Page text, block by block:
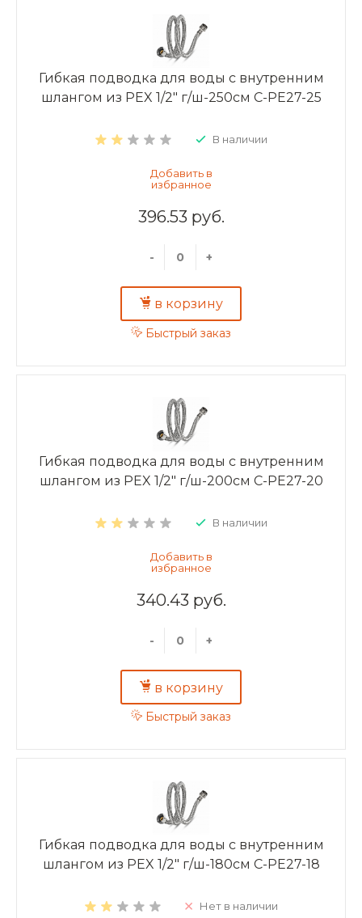
Гибкая подводка для воды с внутренним
шлангом из PEX 1/2" г/ш-250см C-PE27-25
В наличии
396.53 руб.
- +
в корзину
Быстрый заказ
Гибкая подводка для воды с внутренним
шлангом из PEX 1/2" г/ш-200см C-PE27-20
В наличии
340.43 руб.
- +
в корзину
Быстрый заказ
Гибкая подводка для воды с внутренним
шлангом из PEX 1/2" г/ш-180см C-PE27-18
Нет в наличии